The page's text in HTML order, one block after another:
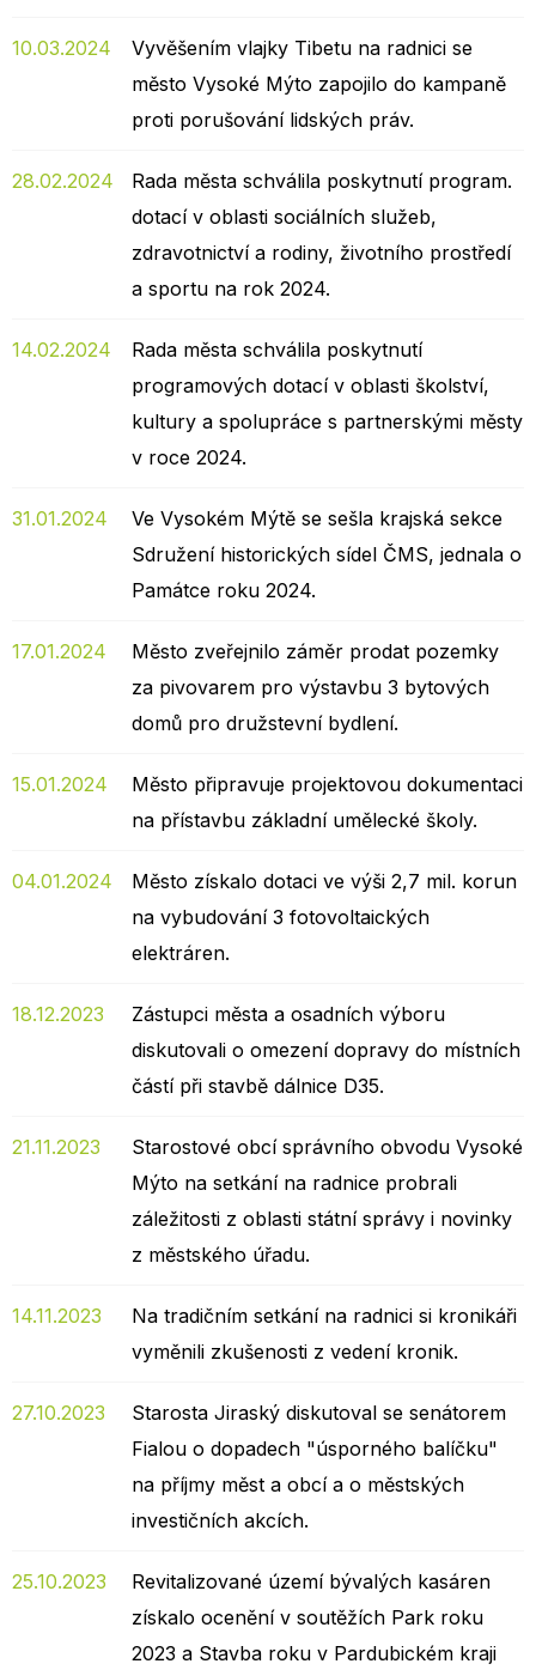
10.03.2024
Vyvěšením vlajky Tibetu na radnici se
město Vysoké Mýto zapojilo do kampaně
proti porušování lidských práv.
28.02.2024
Rada města schválila poskytnutí program.
dotací v oblasti sociálních služeb,
zdravotnictví a rodiny, životního prostředí
a sportu na rok 2024.
14.02.2024
Rada města schválila poskytnutí
programových dotací v oblasti školství,
kultury a spolupráce s partnerskými městy
v roce 2024.
31.01.2024
Ve Vysokém Mýtě se sešla krajská sekce
Sdružení historických sídel ČMS, jednala o
Památce roku 2024.
17.01.2024
Město zveřejnilo záměr prodat pozemky
za pivovarem pro výstavbu 3 bytových
domů pro družstevní bydlení.
15.01.2024
Město připravuje projektovou dokumentaci
na přístavbu základní umělecké školy.
04.01.2024
Město získalo dotaci ve výši 2,7 mil. korun
na vybudování 3 fotovoltaických
elektráren.
18.12.2023
Zástupci města a osadních výboru
diskutovali o omezení dopravy do místních
částí při stavbě dálnice D35.
21.11.2023
Starostové obcí správního obvodu Vysoké
Mýto na setkání na radnice probrali
záležitosti z oblasti státní správy i novinky
z městského úřadu.
14.11.2023
Na tradičním setkání na radnici si kronikáři
vyměnili zkušenosti z vedení kronik.
27.10.2023
Starosta Jiraský diskutoval se senátorem
Fialou o dopadech "úsporného balíčku"
na příjmy měst a obcí a o městských
investičních akcích.
25.10.2023
Revitalizované území bývalých kasáren
získalo ocenění v soutěžích Park roku
2023 a Stavba roku v Pardubickém kraji